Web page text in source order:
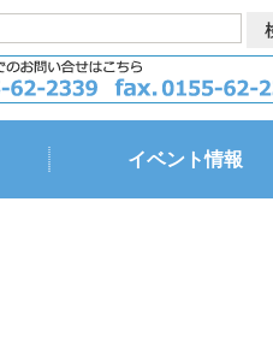
イベント情報